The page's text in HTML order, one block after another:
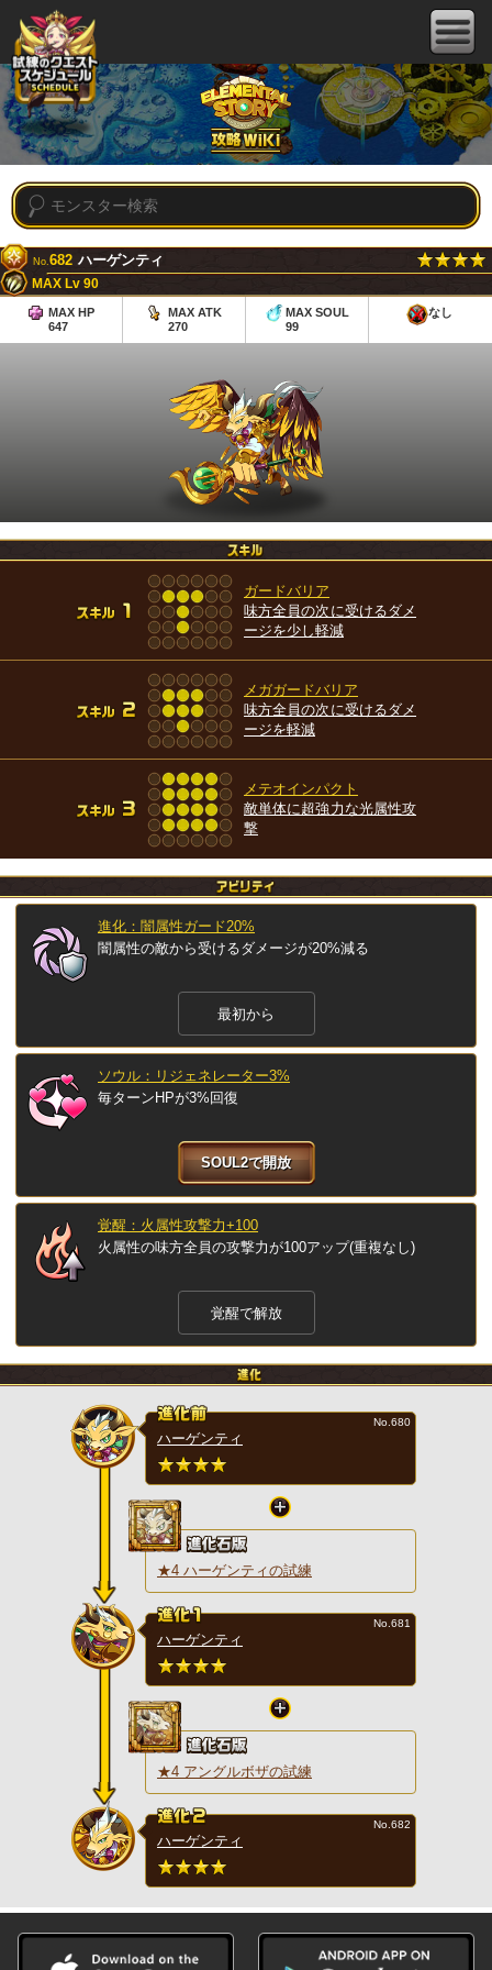
No.682 ハーゲンティ
MAX Lv 90
MAX HP
647
MAX ATK
270
MAX SOUL
99
なし
ガードバリア
味方全員の次に受けるダメ
ージを少し軽減
メガガードバリア
味方全員の次に受けるダメ
ージを軽減
メテオインパクト
敵単体に超強力な光属性攻
撃
進化：闇属性ガード20%
闇属性の敵から受けるダメージが20%減る
最初から
ソウル：リジェネレーター3%
毎ターンHPが3%回復
SOUL2で開放
覚醒：火属性攻撃力+100
火属性の味方全員の攻撃力が100アップ(重複なし)
覚醒で解放
ハーゲンティ
No.680
★4 ハーゲンティの試練
ハーゲンティ
No.681
★4 アングルボザの試練
ハーゲンティ
No.682